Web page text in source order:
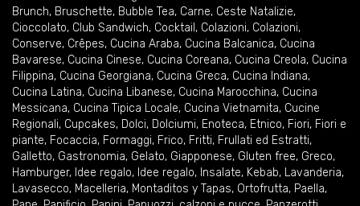
Brunch, Bruschette, Bubble Tea, Carne, Ceste Natalizie,
Cioccolato, Club Sandwich, Cocktail , Colazioni, Colazioni,
Conserve, Crêpes, Cucina Araba, Cucina Balcanica, Cucina
Bavarese, Cucina Cinese, Cucina Coreana, Cucina Creola, Cucina
Filippina, Cucina Georgiana, Cucina Greca, Cucina Indiana,
Cucina Latina, Cucina Libanese, Cucina Marocchina, Cucina
Messicana, Cucina Tipica Locale, Cucina Vietnamita, Cucine
Regionali, Cupcakes, Dolci, Dolciumi, Enoteca, Etnico, Fiori, Fiori e
piante, Focaccia, Formaggi, Frico, Fritti, Frullati ed Estratti,
Galletto, Gastronomia, Gelato, Giapponese, Gluten free, Greco,
Hamburger, Idee regalo, Idee regalo, Insalate, Kebab, Lavanderia,
Lavasecco, Macelleria, Montaditos y Tapas, Ortofrutta, Paella,